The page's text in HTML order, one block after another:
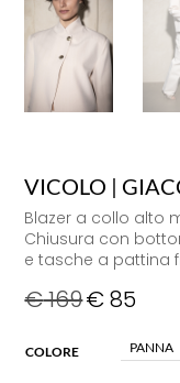
VICOLO |
Blazer a collo alto
Chiusura con
e tasche a pattina
€169€85
COLORE